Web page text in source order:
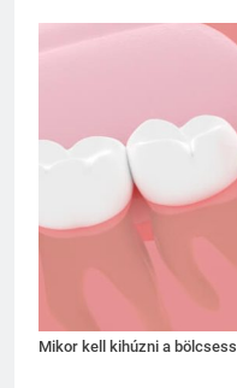
Mikor kell kihúzni a